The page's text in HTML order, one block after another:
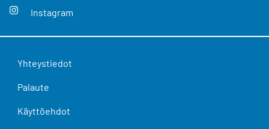
Instagram
Yhteystiedot
Palaute
Käyttöehdot